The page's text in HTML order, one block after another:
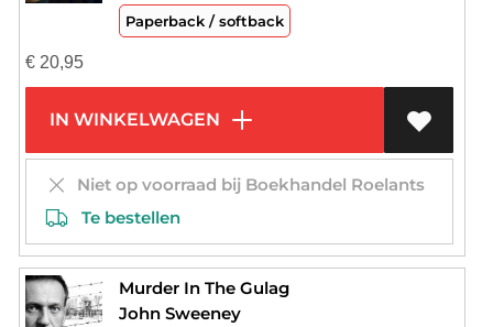
Paperback / softback
€20,95
IN WINKELWAGEN
Niet op voorraad bij Boekhandel Roelants
Te bestellen
Murder In The Gulag
John Sweeney